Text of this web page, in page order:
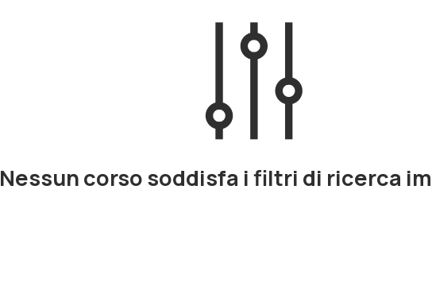
Nessun corso soddisfa i filtri di ricerca